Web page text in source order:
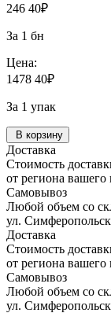
246 40₽
За 1 бн
Цена:
1478 40₽
За 1 упак
В корзину
Доставка
Стоимость
от региона вашего
Самовывоз
Любой объем со
ул.
Доставка
Стоимость
от региона вашего
Самовывоз
Любой объем со
ул.